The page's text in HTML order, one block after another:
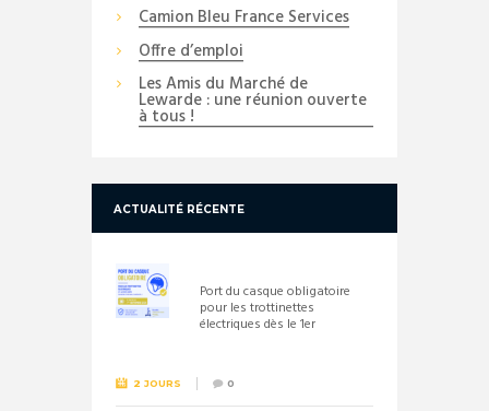
Camion Bleu France Services
Offre d’emploi
Les Amis du Marché de
Lewarde : une réunion ouverte
à tous !
ACTUALITÉ RÉCENTE
Port du casque obligatoire
pour les trottinettes
électriques dès le 1er
2 JOURS 0